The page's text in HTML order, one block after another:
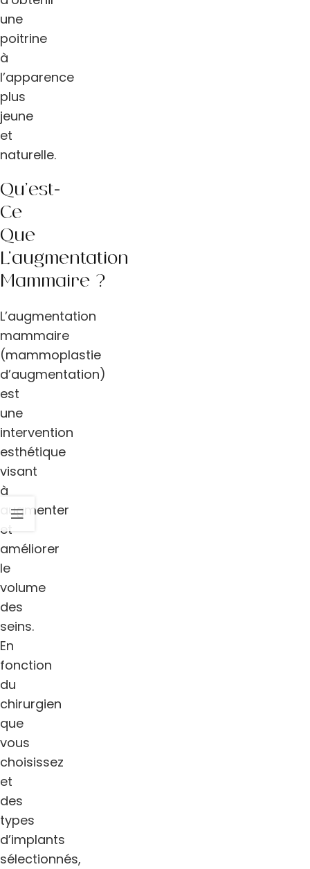
une
poitrine
à
l’apparence
plus
jeune
et
naturelle.
Qu’est-
Ce
Que
L’augmentation
Mammaire ?
L’augmentation
mammaire
(mammoplastie
d’augmentation)
est
une
intervention
esthétique
visant
à
augmenter
et
améliorer
le
volume
des
seins.
En
fonction
du
chirurgien
que
vous
choisissez
et
des
types
d’implants
sélectionnés,